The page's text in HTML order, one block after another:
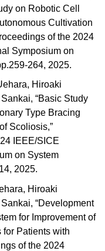
on Robotic Cell
Cultivation
of the 2024
Symposium on
264, 2025.
Hiroaki
“Basic Study
Type Bracing
Scoliosis,”
IEEE/SICE
on System
2025.
Hiroaki
“Development
for Improvement of
for Patients with
of the 2024